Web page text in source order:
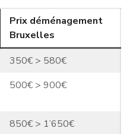
Prix déménagement
Bruxelles
350€ > 580€
500€ > 900€
850€ > 1’650€